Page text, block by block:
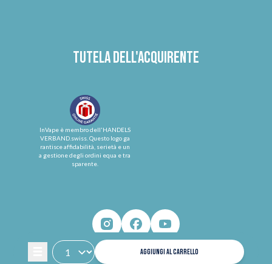
AGGIUNGI AL CARRELLO
Tutela dell'acquirente
InVape è membro dell'HANDELS
VERBAND.swiss. Questo logo ga
rantisce affidabilità, serietà e un
a gestione degli ordini equa e tra
sparente.